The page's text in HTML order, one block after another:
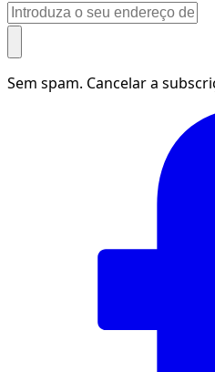
Sem spam. Cancelar a